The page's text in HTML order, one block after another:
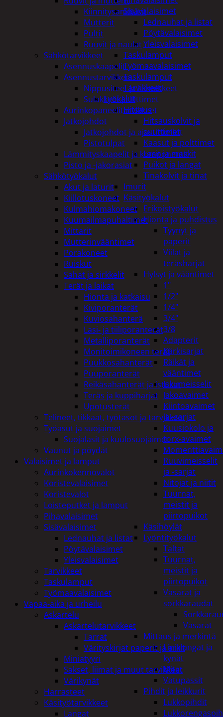
Sisävalaisimet
Lednauhat ja listat
Pöytävalaisimet
Yleisvalaisimet
Taskulamput
Työmaavalaisimet
Taskulamput
Tarvikkeet
Työkalut
Hitsaus
Hitsauskolvit ja
suuttimet
Kaasut ja polttimet
Lasit ja maskit
Puikot ja langat
Tinakolvit ja tinat
Imurit
Käsityökalut
Erikoistyökalut
Hionta ja puhdistus
Tyynyt ja
paperit
Viilat ja
teräsharjat
Hylsyt ja vääntimet
1"
1/2"
1/4"
3/4"
3/8
Adapterit
Kärkisarjat
Räikät ja
vääntimet
Iskumeisselit
Jakoavaimet
Kiintoavaimet
ja -sarjat
Kuusiokolo ja
torx-avaimet
Ruuvimeisselit
ja -sarjat
Nitojat ja niitit
Tuurnat,
meistit ja
piirtopuikot
Käsihöylät
Lyöntityökalut
Taltat
Tuurnat,
meistit ja
piirtopuikot
Vasarat ja
sorkkaraudat
Vasarat
Mittaus ja merkintä
Linjalangat ja
kynät
Mitat
Vatupassit
Pihdit ja leikkurit
Lukkopihdit
Kiinnitysankkurit
Mutterit
Pultit
Ruuvit ja naulat
Sähkötarvikkeet
Asennuskaapelit
Asennustarvikkeet
Nippusiteet ja kiinnikkeet
Sulakkeet ja liittimet
Aurinkopaneelitarvikkeet
Jatkojohdot
Jatkojohdot ja ajastinkellot
Pistotulpat
Lämmityskaapelit ja komponentit
Pisto ja -jakorasiat
Sähkötyökalut
Akut ja laturit
Kiillotuskoneet
Kulmahiomakoneet
Kuumailmapuhaltimet
Mittarit
Mutterinvääntimet
Porakoneet
Ruiskut
Sahat ja sirkkelit
Terät ja laikat
Hionta ja katkaisu
Kiviporanterät
Kuviosahanterä
Lasi- ja tiiliporanterät
Metalliporanterät
Monitoimikoneen terät
Puukkosahanterät
Puuporanterät
Reikäsahanterät ja istukat
Teräs ja kuppiharjat
Upotusterät
Telineet, tikkaat, työtasot ja tarvikkeet
Työasut ja suojaimet
Suojalasit ja kuulosuojaimet
Vaunut ja pöydät
Valaisimet ja lamput
Aurinkokennovalot
Koristevalaisimet
Koristevalot
Loisteputket ja lamput
Pihavalaisimet
Sisävalaisimet
Lednauhat ja listat
Pöytävalaisimet
Yleisvalaisimet
Tarvikkeet
Taskulamput
Työmaavalaisimet
Vapaa-aika ja urheilu
Askartelu
Askartelutarvikkeet
Tarrat
Värityskirjat paperit ja arkit
Miniatyyri
Sakset, liimat ja muut tarvikkeet
Värikynät
Harrasteet
Käsityötarvikkeet
Langat